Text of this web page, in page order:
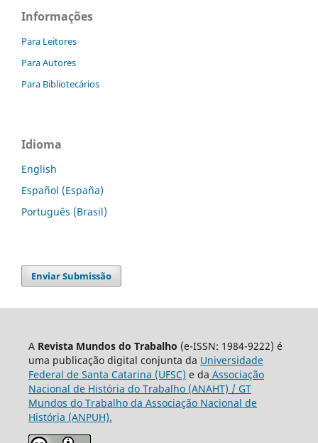
Informações
Para Leitores
Para Autores
Para Bibliotecários
Idioma
English
Español (España)
Português (Brasil)
Enviar Submissão
A Revista Mundos do Trabalho (e-ISSN: 1984-9222) é
uma publicação digital conjunta da Universidade
Federal de Santa Catarina (UFSC) e da Associação
Nacional de História do Trabalho (ANAHT) / GT
Mundos do Trabalho da Associação Nacional de
História (ANPUH).